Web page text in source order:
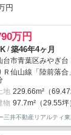
円
万円
/築46年4ヶ月
台市青葉区みやぎ台
Ｒ仙山線「陸前落
地 229.66m²（69.47
物 97.7m²（29.55坪
三井不動産リアルティ